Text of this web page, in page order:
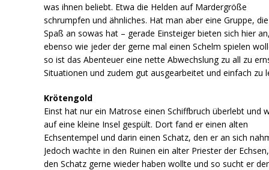
was ihnen beliebt. Etwa die Helden auf Mardergröße
schrumpfen und ähnliches. Hat man aber eine Gruppe, die
Spaß an sowas hat – gerade Einsteiger bieten sich hier
ebenso wie jeder der gerne mal einen Schelm spielen
so ist das Abenteuer eine nette Abwechslung zu all zu
Situationen und zudem gut ausgearbeitet und einfach zu
Krötengold
Einst hat nur ein Matrose einen Schiffbruch überlebt und
auf eine kleine Insel gespült. Dort fand er einen alten
Echsentempel und darin einen Schatz, den er an sich
Jedoch wachte in den Ruinen ein alter Priester der
den Schatz gerne wieder haben wollte und so sucht er